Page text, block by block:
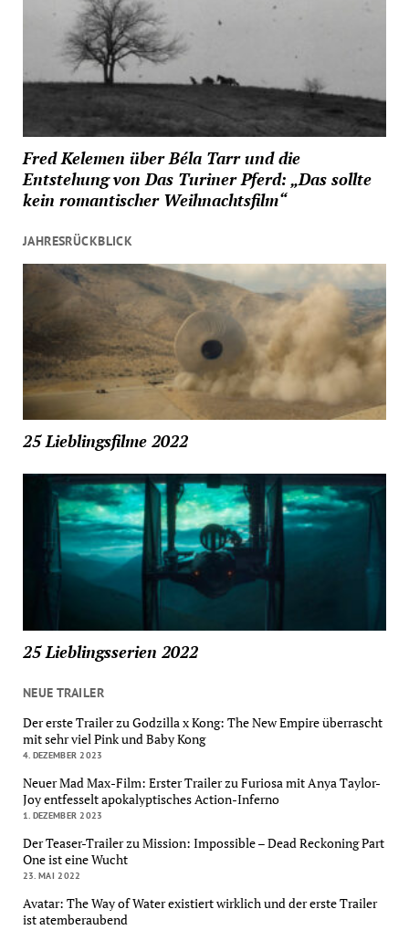
Fred Kelemen über Béla Tarr und die
Entstehung von Das Turiner Pferd: „Das sollte
kein romantischer Weihnachtsfilm“
JAHRESRÜCKBLICK
25 Lieblingsfilme 2022
25 Lieblingsserien 2022
NEUE TRAILER
Der erste Trailer zu Godzilla x Kong: The New Empire überrascht
mit sehr viel Pink und Baby Kong
4. DEZEMBER 2023
Neuer Mad Max-Film: Erster Trailer zu Furiosa mit Anya Taylor-
Joy entfesselt apokalyptisches Action-Inferno
1. DEZEMBER 2023
Der Teaser-Trailer zu Mission: Impossible – Dead Reckoning Part
One ist eine Wucht
23. MAI 2022
Avatar: The Way of Water existiert wirklich und der erste Trailer
ist atemberaubend